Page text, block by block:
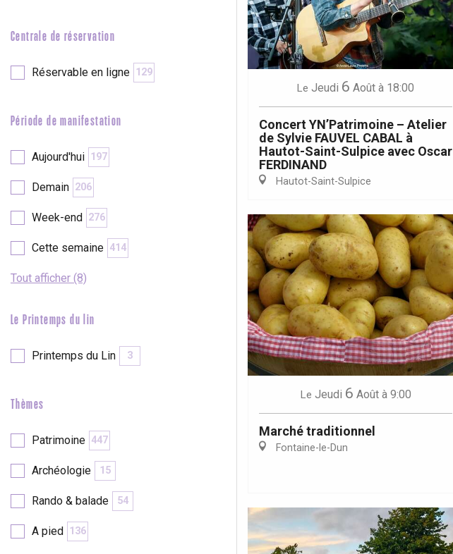
Duclair
Forges-les-Eaux
Neufchâtel-en-Bray
Paris 1h30
Centrale de réservation
Réservable en ligne 129
Période de manifestation
Aujourd'hui 197
Demain 206
Week-end 276
Cette semaine 414
Tout afficher (8)
Le Printemps du lin
Printemps du Lin 3
Thèmes
Patrimoine 447
Archéologie 15
Rando & balade 54
A pied 136
Le Jeudi 6 Août à 18:00
Concert YN’Patrimoine – Atelier
de Sylvie FAUVEL CABAL à
Hautot-Saint-Sulpice avec Oscar
FERDINAND
Hautot-Saint-Sulpice
Le Jeudi 6 Août à 9:00
Marché traditionnel
Fontaine-le-Dun